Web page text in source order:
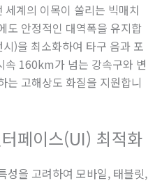
계의 이목이 쏠리는 빅매치
도 안정적인 대역폭을 유지합
)을 최소화하여 타구 음과 포
속 160km가 넘는 강속구와 변
는 고해상도 화질을 지원합니
페이스(UI) 최적화
성을 고려하여 모바일, 태블릿,